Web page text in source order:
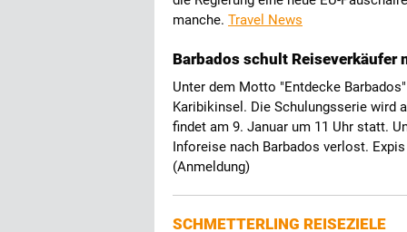
manche. Travel News
Barbados schult Reiseverkäufer
Unter dem Motto "Entdecke
Karibikinsel. Die Schulungsserie wird
findet am 9. Januar um 11 Uhr statt.
Inforeise nach Barbados verlost.
(Anmeldung)
SCHMETTERLING REISEZIELE